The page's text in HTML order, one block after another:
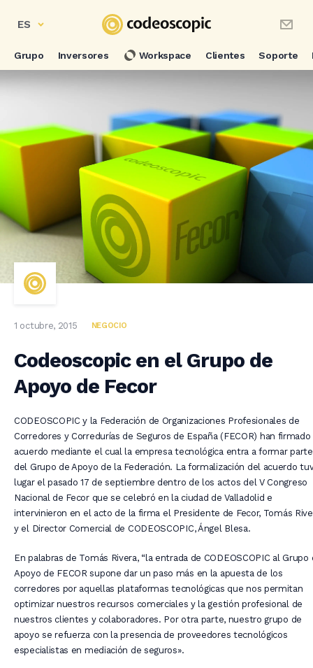
ES
Grupo Inversores Workspace Clientes Soporte
1 octubre, 2015 NEGOCIO
Codeoscopic en el Grupo de
Apoyo de Fecor
CODEOSCOPIC y la Federación de Organizaciones Profesionales de
Corredores y Corredurías de Seguros de España (FECOR) han firmado
acuerdo mediante el cual la empresa tecnológica entra a formar parte
del Grupo de Apoyo de la Federación. La formalización del acuerdo
lugar el pasado 17 de septiembre dentro de los actos del V Congreso
Nacional de Fecor que se celebró en la ciudad de Valladolid e
intervinieron en el acto de la firma el Presidente de Fecor, Tomás
y el Director Comercial de CODEOSCOPIC, Ángel Blesa.
En palabras de Tomás Rivera, “la entrada de CODEOSCOPIC al Grupo
Apoyo de FECOR supone dar un paso más en la apuesta de los
corredores por aquellas plataformas tecnológicas que nos permitan
optimizar nuestros recursos comerciales y la gestión profesional de
nuestros clientes y colaboradores. Por otra parte, nuestro grupo de
apoyo se refuerza con la presencia de proveedores tecnológicos
especialistas en mediación de seguros».